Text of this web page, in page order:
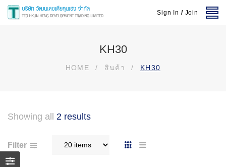
Sign In / Join
KH30
HOME / สินค้า / KH30
Showing all 2 results
Filter